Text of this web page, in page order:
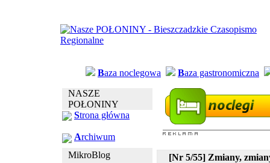
Baza noclegowa Baza gastronomiczna
NASZE
POŁONINY
Strona główna
Archiwum
MikroBlog
[Nr 5/55] Zmiany,